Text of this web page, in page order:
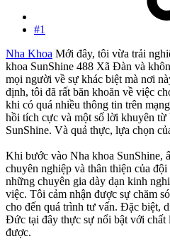
#1
Nha Khoa Mới đây, tôi vừa trải
khoa SunShine 488 Xã Đàn và
mọi người về sự khác biệt mà nơi
định, tôi đã rất băn khoăn về việc
khi có quá nhiều thông tin trên
hồi tích cực và một số lời khuyên từ
SunShine. Và quả thực, lựa chọn
Khi bước vào Nha khoa SunShine,
chuyên nghiệp và thân thiện của
những chuyên gia dày dạn kinh
việc. Tôi cảm nhận được sự chăm
cho đến quá trình tư vấn. Đặc biệt,
Đức tại đây thực sự nổi bật với chất
được.